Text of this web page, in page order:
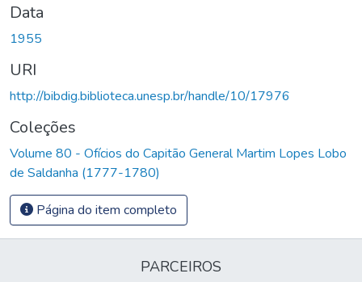
Data
1955
URI
http://bibdig.biblioteca.unesp.br/handle/10/17976
Coleções
Volume 80 - Ofícios do Capitão General Martim Lopes Lobo
de Saldanha (1777-1780)
Página do item completo
PARCEIROS